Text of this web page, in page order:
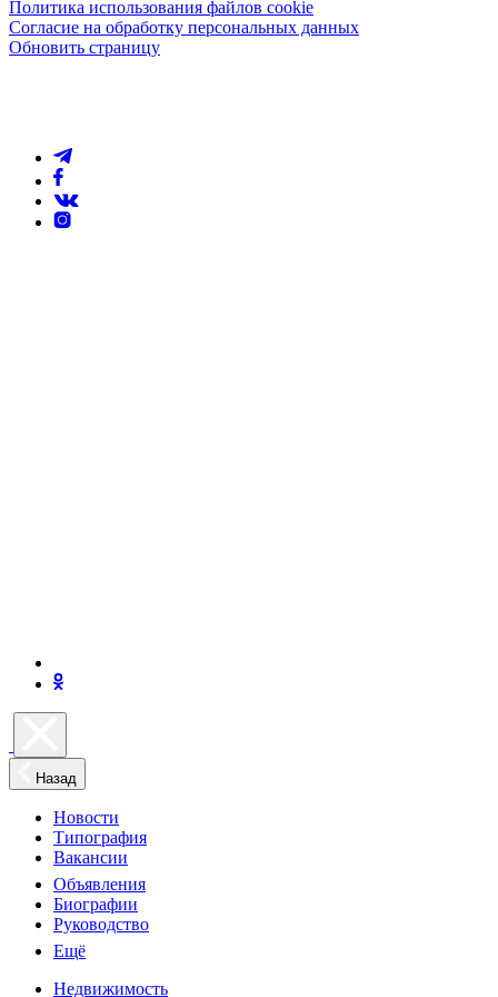
Политика использования файлов cookie
Согласие на обработку персональных данных
Обновить страницу
Назад
Новости
Типография
Вакансии
Объявления
Биографии
Руководство
Ещё
Недвижимость